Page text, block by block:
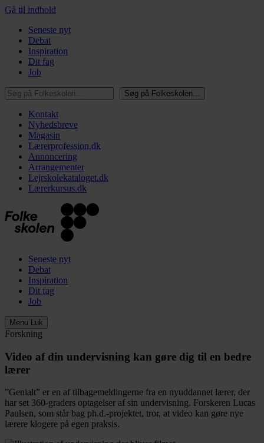
Gå til indhold
Seneste nyt
Debat
Inspiration
Dit fag
Job
Søg på Folkeskolen…
Søg på Folkeskolen…
Kontakt
Nyhedsbreve
Magasin
Lærerprofession.dk
Annoncering
Arrangementer
Lejrskolekataloget.dk
Lærerkursus.dk
Seneste nyt
Debat
Inspiration
Dit fag
Job
Menu Luk
Forskning
Video af din undervisning kan gøre dig til en bedre
lærer
”Genialt” er en af tilbagemeldingerne fra en nyuddannet lærer, der
har set 360-graders optagelser af sin undervisning. Forskeren Lucas
Paulsen, som står bag ph.d.-projektet, tror, at video kan gøre nye
lærere klogere på egen praksis.